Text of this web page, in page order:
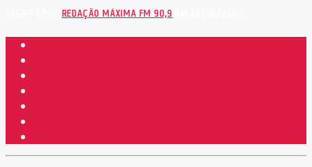
ESCRITO PORREDAÇÃO MÁXIMA FM 90,9EM 25/05/2022